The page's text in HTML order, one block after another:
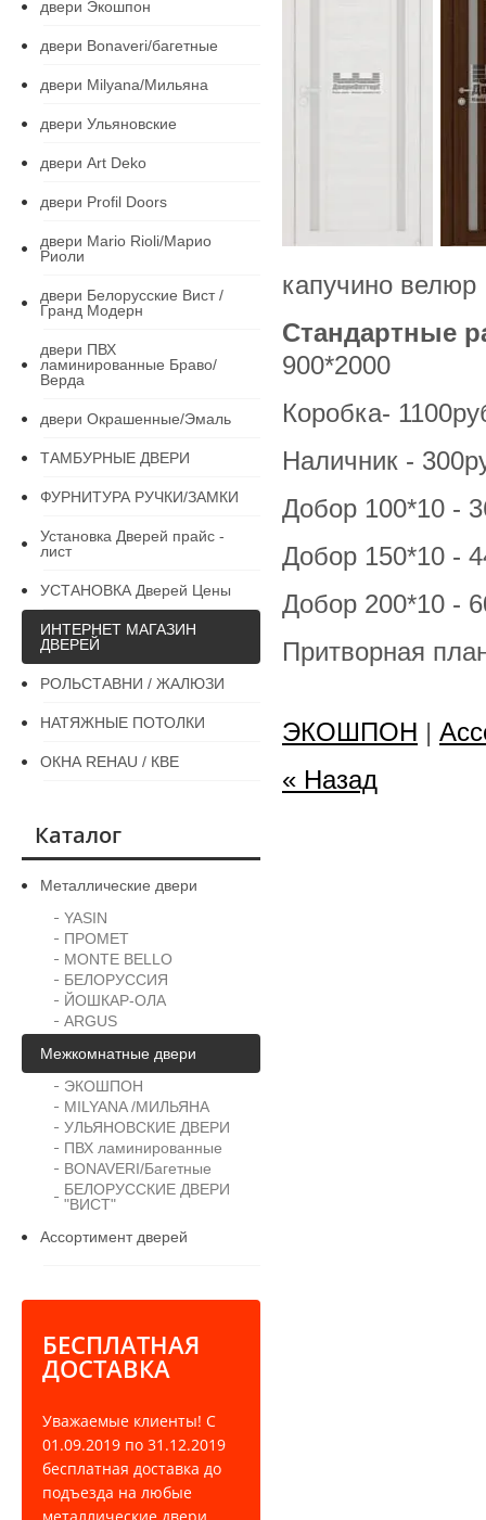
капучино
Стандартные
900*2000
Коробка-
Наличник -
Добор 100*10 -
Добор 150*10 -
Добор 200*10 -
Притворная
ЭКОШПОН |
« Назад
двери Экошпон
двери Bonaveri/багетные
двери Milyana/Мильяна
двери Ульяновские
двери Art Deko
двери Profil Doors
двери Mario Rioli/Марио
Риоли
двери Белорусские Вист /
Гранд Модерн
двери ПВХ
ламинированные Браво/
Верда
двери Окрашенные/Эмаль
ТАМБУРНЫЕ ДВЕРИ
ФУРНИТУРА РУЧКИ/ЗАМКИ
Установка Дверей прайс -
лист
УСТАНОВКА Дверей Цены
ИНТЕРНЕТ МАГАЗИН
ДВЕРЕЙ
РОЛЬСТАВНИ / ЖАЛЮЗИ
НАТЯЖНЫЕ ПОТОЛКИ
ОКНА REHAU / КВЕ
Каталог
Металлические двери
YASIN
ПРОМЕТ
MONTE BELLO
БЕЛОРУССИЯ
ЙОШКАР-ОЛА
ARGUS
Межкомнатные двери
ЭКОШПОН
MILYANA /МИЛЬЯНА
УЛЬЯНОВСКИЕ ДВЕРИ
ПВХ ламинированные
BONAVERI/Багетные
БЕЛОРУССКИЕ ДВЕРИ
"ВИСТ"
Ассортимент дверей
БЕСПЛАТНАЯ
ДОСТАВКА
Уважаемые клиенты! С
01.09.2019 по 31.12.2019
бесплатная доставка до
подъезда на любые